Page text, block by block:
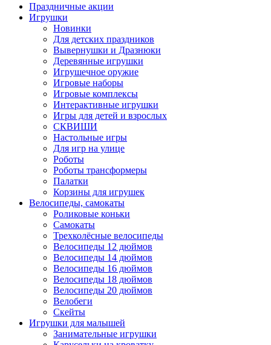
Праздничные акции
Игрушки
Новинки
Для детских праздников
Вывернушки и Дразнюки
Деревянные игрушки
Игрушечное оружие
Игровые наборы
Игровые комплексы
Интерактивные игрушки
Игры для детей и взрослых
СКВИШИ
Настольные игры
Для игр на улице
Роботы
Роботы трансформеры
Палатки
Корзины для игрушек
Велосипеды, самокаты
Роликовые коньки
Самокаты
Трехколёсные велосипеды
Велосипеды 12 дюймов
Велосипеды 14 дюймов
Велосипеды 16 дюймов
Велосипеды 18 дюймов
Велосипеды 20 дюймов
Велобеги
Скейты
Игрушки для малышей
Занимательные игрушки